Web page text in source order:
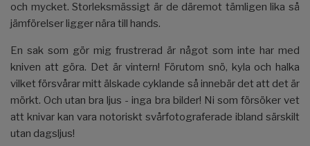
och mycket. Storleksmässigt är de däremot tämligen lika så
jämförelser ligger nära till hands.
En sak som gör mig frustrerad är något som inte har med
kniven att göra. Det är vintern! Förutom snö, kyla och halka
vilket försvårar mitt älskade cyklande så innebär det att det är
mörkt. Och utan bra ljus - inga bra bilder! Ni som försöker vet
att knivar kan vara notoriskt svårfotograferade ibland särskilt
utan dagsljus!